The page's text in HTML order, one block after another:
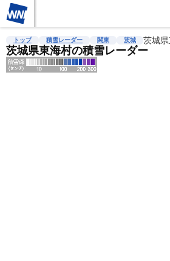
雨雲レーダー 台風情報 地震情報 警
トップ 積雪レーダー 関東 茨城 茨城
茨城県東海村の積雪レーダー